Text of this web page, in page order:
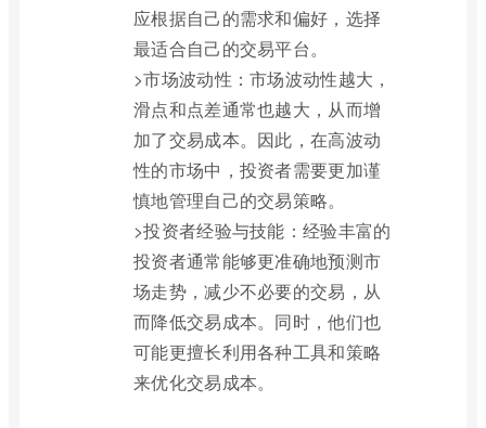
应根据自己的需求和偏好，选择
最适合自己的交易平台。
>市场波动性：市场波动性越大，
滑点和点差通常也越大，从而增
加了交易成本。因此，在高波动
性的市场中，投资者需要更加谨
慎地管理自己的交易策略。
>投资者经验与技能：经验丰富的
投资者通常能够更准确地预测市
场走势，减少不必要的交易，从
而降低交易成本。同时，他们也
可能更擅长利用各种工具和策略
来优化交易成本。